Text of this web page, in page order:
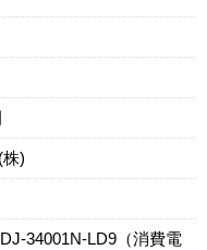
)
34001N-LD9（消費電